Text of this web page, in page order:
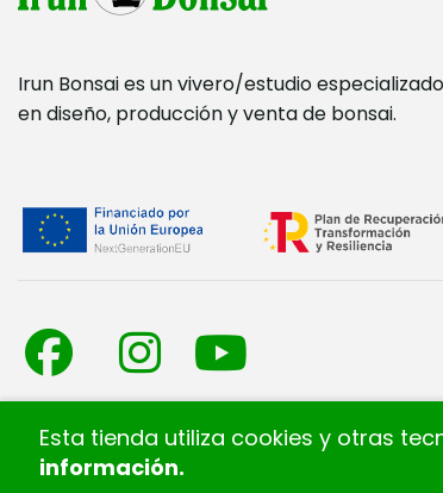
Irun Bonsai es un vivero/estudio especializado
en diseño, producción y venta de bonsai.
Esta tienda utiliza cookies y otras
información.